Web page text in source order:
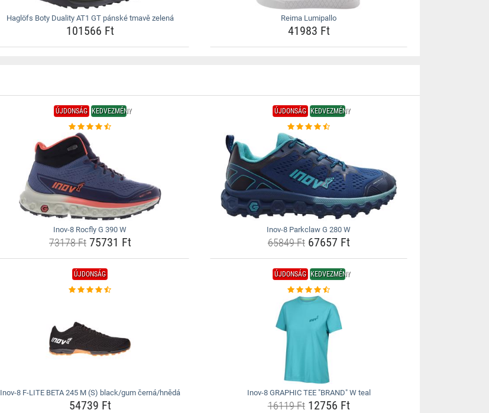
Haglöfs Boty Duality AT1 GT pánské tmavě zelená
101566 Ft
Reima Lumipallo
41983 Ft
ÚJDONSÁG KEDVEZMÉNY
Inov-8 Rocfly G 390 W
73178 Ft75731 Ft
ÚJDONSÁG KEDVEZMÉNY
Inov-8 Parkclaw G 280 W
65849 Ft67657 Ft
ÚJDONSÁG
Inov-8 F-LITE BETA 245 M (S) black/gum černá/hnědá
54739 Ft
ÚJDONSÁG KEDVEZMÉNY
Inov-8 GRAPHIC TEE "BRAND" W teal
16119 Ft12756 Ft